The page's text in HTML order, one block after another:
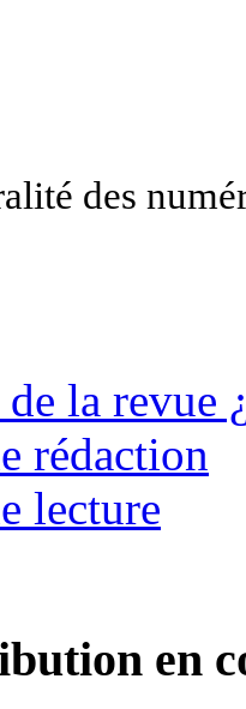
des
la revue
rédaction
lecture
en